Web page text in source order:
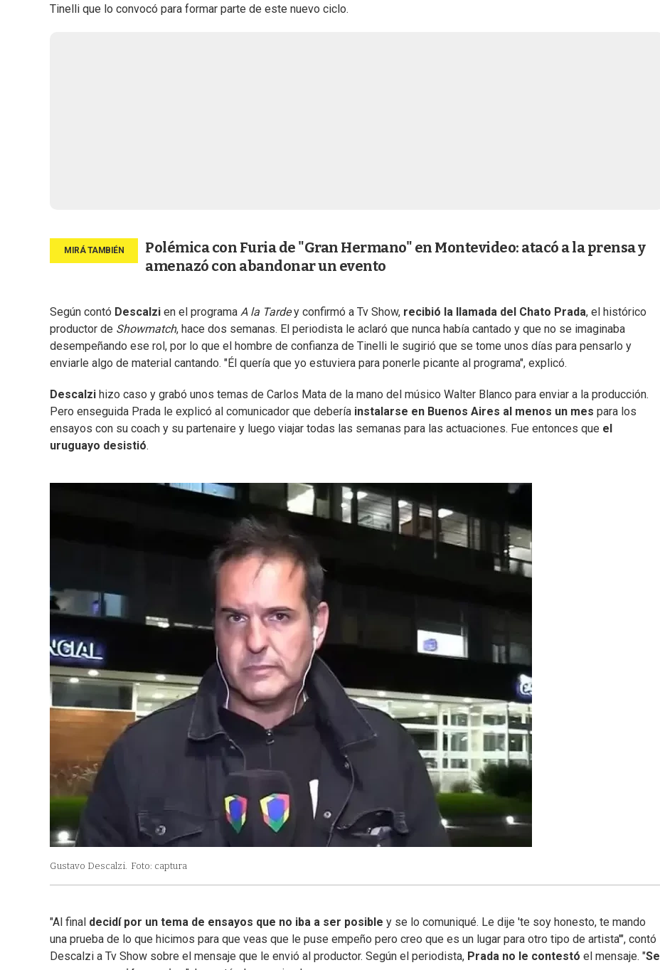
Tinelli que lo convocó para formar parte de este nuevo ciclo.
Polémica con Furia de "Gran Hermano" en Montevideo: atacó a la prensa y
amenazó con abandonar un evento
Según contó Descalzi en el programa A la Tardey confirmó a Tv Show, recibió la llamada del Chato Prada, el histórico
productor de Showmatch, hace dos semanas. El periodista le aclaró que nunca había cantado y que no se imaginaba
desempeñando ese rol, por lo que el hombre de confianza de Tinelli le sugirió que se tome unos días para pensarlo y
enviarle algo de material cantando. "Él quería que yo estuviera para ponerle picante al programa", explicó.
Descalzi hizo caso y grabó unos temas de Carlos Mata de la mano del músico Walter Blanco para enviar a la producción.
Pero enseguida Prada le explicó al comunicador que debería instalarse en Buenos Aires al menos un mes para los
ensayos con su coach y su partenaire y luego viajar todas las semanas para las actuaciones. Fue entonces que el
uruguayo desistió.
Gustavo Descalzi. Foto: captura
"Al final decidí por un tema de ensayos que no iba a ser posible y se lo comuniqué. Le dije 'te soy honesto, te mando
una prueba de lo que hicimos para que veas que le puse empeño pero creo que es un lugar para otro tipo de artista'", contó
Descalzi a Tv Show sobre el mensaje que le envió al productor. Según el periodista, Prada no le contestó el mensaje. "Se